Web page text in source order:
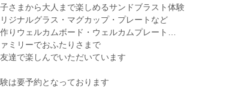
さまから大人まで楽しめるサンドブラスト体験
ジナルグラス・マグカップ・プレートなど
りウェルカムボード・ウェルカムプレート…
ミリーでおふたりさまで
達で楽しんでいただいています
は要予約となっております